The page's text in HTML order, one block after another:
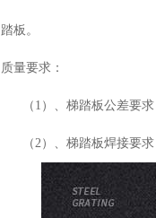
踏板。
质量要求：
（1）、梯踏板公差要求
（2）、梯踏板焊接要求